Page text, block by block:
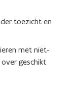
toezicht en
met niet-
geschikt